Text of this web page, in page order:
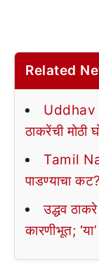
Related
Uddhav
ठाकरेंची मोठी
Tamil
पाडण्याचा
उद्धव
कारणीभूत;